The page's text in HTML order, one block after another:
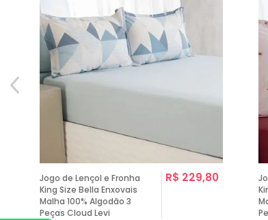
Jogo de Lençol e Fronha
King Size Bella Enxovais
Malha 100% Algodão 3
Peças Cloud Levi
R$ 229,80